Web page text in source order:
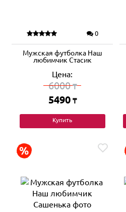
0
Мужская футболка Наш
любимчик Стасик
Цена:
6000₸
5490 ₸
Купить